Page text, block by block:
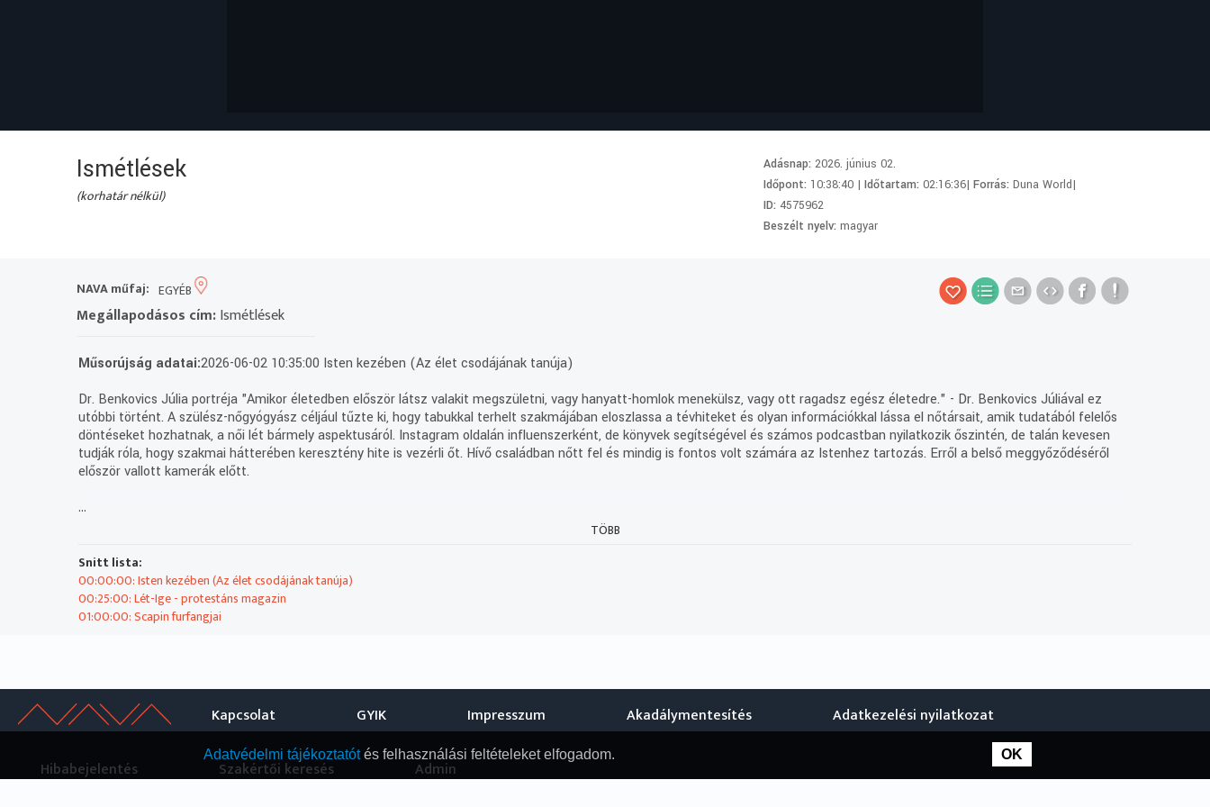
Ismétlések
(korhatár nélkül)
Adásnap:2026. június 02.
Időpont: 10:38:40 |Időtartam:02:16:36|Forrás:Duna World|
ID:4575962
Beszélt nyelv:magyar
NAVA műfaj: EGYÉB
Megállapodásos cím:Ismétlések
Műsorújság adatai:2026-06-02 10:35:00 Isten kezében (Az élet csodájának tanúja)
Dr. Benkovics Júlia portréja "Amikor életedben először látsz valakit megszületni, vagy hanyatt-homlok menekülsz, vagy ott ragadsz egész életedre." - Dr. Benkovics Júliával ez
utóbbi történt. A szülész-nőgyógyász céljául tűzte ki, hogy tabukkal terhelt szakmájában eloszlassa a tévhiteket és olyan információkkal lássa el nőtársait, amik tudatából felelős
döntéseket hozhatnak, a női lét bármely aspektusáról. Instagram oldalán influenszerként, de könyvek segítségével és számos podcastban nyilatkozik őszintén, de talán kevesen
tudják róla, hogy szakmai hátterében keresztény hite is vezérli őt. Hívő családban nőtt fel és mindig is fontos volt számára az Istenhez tartozás. Erről a belső meggyőződéséről
először vallott kamerák előtt.
2026-06-02 11:00:00 Lét-Ige - protestáns magazin
2026-06-02 11:35:00 Scapin furfangjai
Ha hihetünk Moliere-nek, Nápoly kék ege alatt az élet nagyon hasonlít egy mozgalmas vásári komédiához, melyben fiatal szerelmesek és agg apák között törvényszerű értetlenség
Műsorszolgáltatói ismertető:
Dr. Benkovics Júlia portréja
...
TÖBB
Snitt lista:
00:00:00: Isten kezében (Az élet csodájának tanúja)
00:25:00: Lét-Ige - protestáns magazin
01:00:00: Scapin furfangjai
Kapcsolat GYIK Impresszum Akadálymentesítés Adatkezelési nyilatkozat
Hibabejelentés Szakértői keresés Admin
Adatvédelmi tájékoztatótés felhasználási feltételeket elfogadom. OK